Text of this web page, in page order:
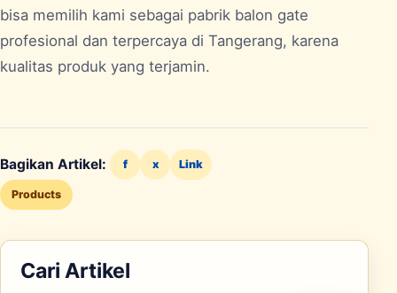
bisa memilih kami sebagai pabrik balon gate
profesional dan terpercaya di Tangerang, karena
kualitas produk yang terjamin.
Bagikan Artikel: f x Link
Products
Cari Artikel